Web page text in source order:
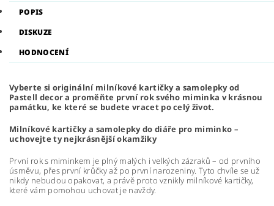
POPIS
DISKUZE
HODNOCENÍ
Vyberte si originální milníkové kartičky a samolepky od
Pastell decor a proměňte první rok svého miminka v krásnou
památku, ke které se budete vracet po celý život.
Milníkové kartičky a samolepky do diáře pro miminko –
uchovejte ty nejkrásnější okamžiky
První rok s miminkem je plný malých i velkých zázraků – od prvního
úsměvu, přes první krůčky až po první narozeniny. Tyto chvíle se už
nikdy nebudou opakovat, a právě proto vznikly milníkové kartičky,
které vám pomohou uchovat je navždy.